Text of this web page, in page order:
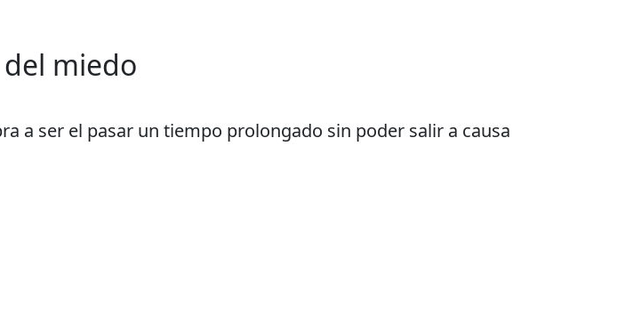
del miedo
a ser el pasar un tiempo prolongado sin poder salir a causa